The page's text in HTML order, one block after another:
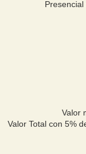
Valor
Valor Total con 5%